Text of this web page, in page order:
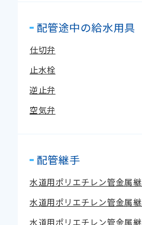
配管途中の給水用具
仕切弁
止水栓
逆止弁
空気弁
配管継手
水道用ポリエチレン管金属継
水道用ポリエチレン管金属継
水道用ポリエチレン管金属